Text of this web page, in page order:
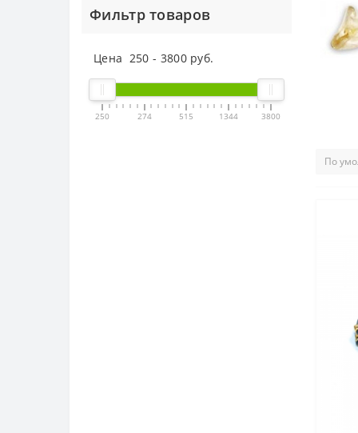
Фильтр товаров
Цена 250 - 3800руб.
250 274 515 1344 3800